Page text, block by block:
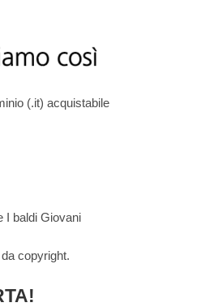
(.it) acquistabile
I baldi Giovani
copyright.